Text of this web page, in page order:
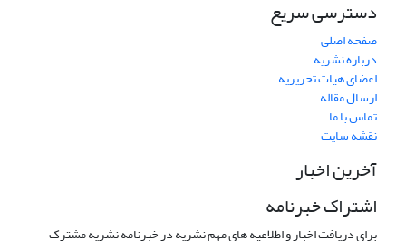
دسترسی سریع
صفحه اصلی
درباره نشریه
اعضای هیات تحریریه
ارسال مقاله
تماس با ما
نقشه سایت
آخرین اخبار
اشتراک خبرنامه
برای دریافت اخبار و اطلاعیه های مهم نشریه در خبرنامه نشریه مشترک